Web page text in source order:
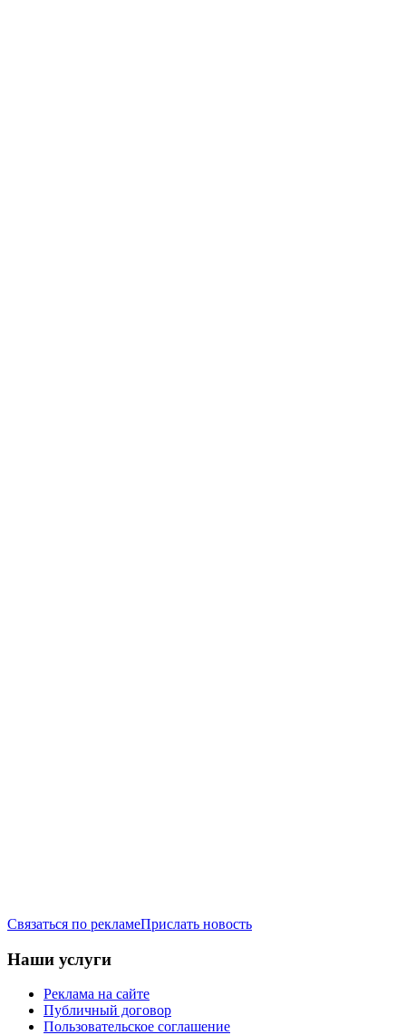
Связаться по рекламеПрислать новость
Наши услуги
Реклама на сайте
Публичный договор
Пользовательское соглашение